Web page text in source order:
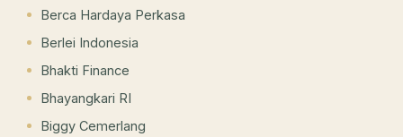
Berca Hardaya Perkasa
Berlei Indonesia
Bhakti Finance
Bhayangkari RI
Biggy Cemerlang